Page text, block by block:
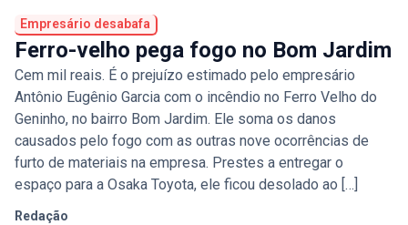
Empresário desabafa
Ferro-velho pega fogo no Bom Jardim
Cem mil reais. É o prejuízo estimado pelo empresário
Antônio Eugênio Garcia com o incêndio no Ferro Velho do
Geninho, no bairro Bom Jardim. Ele soma os danos
causados pelo fogo com as outras nove ocorrências de
furto de materiais na empresa. Prestes a entregar o
espaço para a Osaka Toyota, ele ficou desolado ao […]
Redação